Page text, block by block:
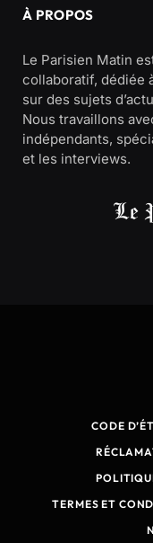
À PROPOS
Le Parisien Matin
collaboratif, dédiée
sur des sujets
Nous travaillons
indépendants,
et les interviews.
CODE
TERMES ET